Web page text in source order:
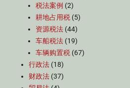
税法案例 (2)
耕地占用税 (5)
资源税法 (44)
车船税法 (19)
车辆购置税 (67)
行政法 (18)
财政法 (37)